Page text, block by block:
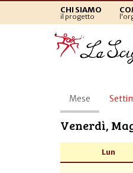
CHI SIAMO
il progetto
Schede
primarie
Mese (scheda
attiva)
Venerdì,
Lun